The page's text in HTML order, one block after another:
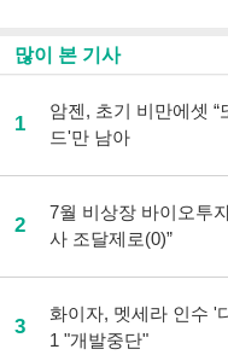
많이 본 기사
1
암젠, 초기 비만에셋 “
드'만 남아
2
7월 비상장 바이오투
사 조달제로(0)”
3
화이자, 멧세라 인수 '
1 "개발중단"